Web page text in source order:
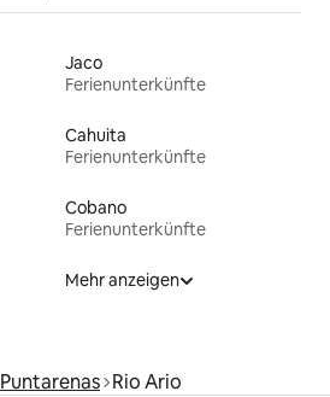
Jaco
Ferienunterkünfte
Cahuita
Ferienunterkünfte
Cobano
Ferienunterkünfte
Mehr anzeigen
Puntarenas Rio Ario